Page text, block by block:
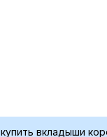
вкладыши